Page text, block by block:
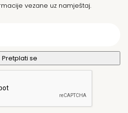
vezane uz namještaj.